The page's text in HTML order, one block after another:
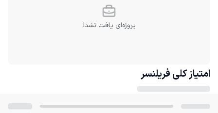
پروژه‌ای یافت نشد!
امتیاز کلی فریلنسر